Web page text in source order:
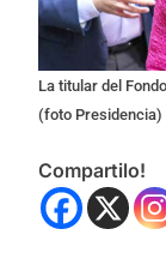
La titular del
(foto Presidencia)
Compartilo!